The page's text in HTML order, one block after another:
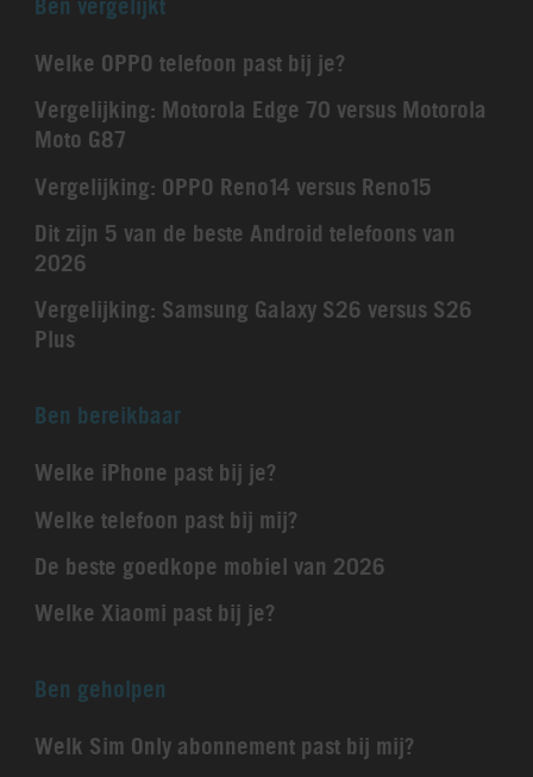
Ben vergelijkt
Welke OPPO telefoon past bij je?
Vergelijking: Motorola Edge 70 versus Motorola
Moto G87
Vergelijking: OPPO Reno14 versus Reno15
Dit zijn 5 van de beste Android telefoons van
2026
Vergelijking: Samsung Galaxy S26 versus S26
Plus
Ben bereikbaar
Welke iPhone past bij je?
Welke telefoon past bij mij?
De beste goedkope mobiel van 2026
Welke Xiaomi past bij je?
Ben geholpen
Welk Sim Only abonnement past bij mij?